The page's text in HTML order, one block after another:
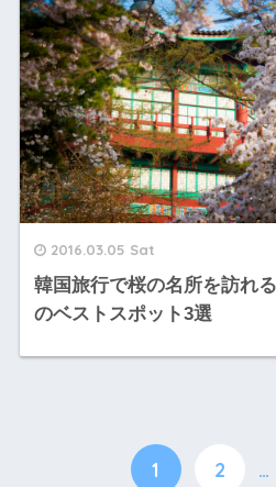
2016.03.05 Sat
韓国旅行で桜の名所を訪れ
のベストスポット3選
1 2 …